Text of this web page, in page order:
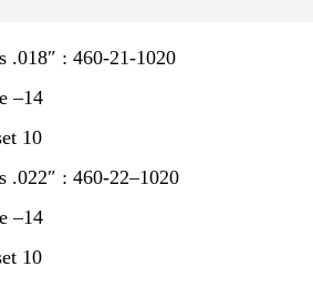
.018″ : 460-21-1020
–14
10
.022″ : 460-22–1020
–14
10